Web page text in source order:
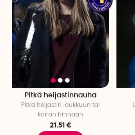
Pitkä heijastinnauha
Pitkä heijastin laukkuun tai
koiran hihnaan
21.51 €